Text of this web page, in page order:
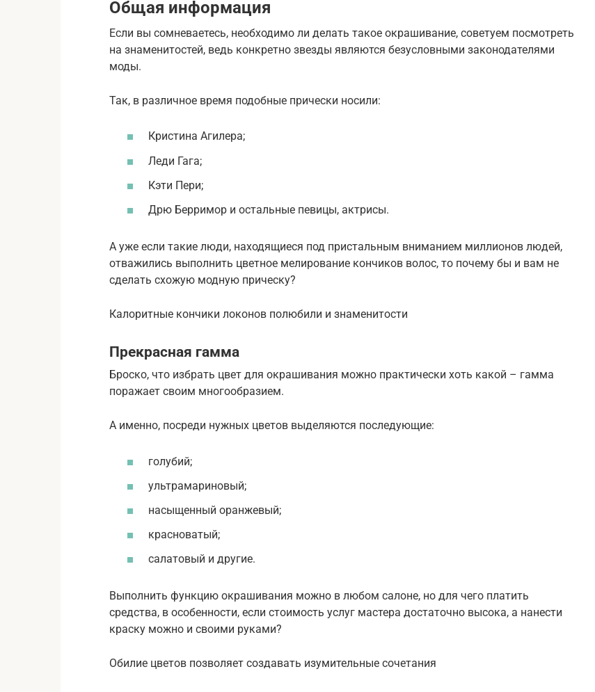
Общая информация
Если вы сомневаетесь, необходимо ли делать такое окрашивание, советуем посмотреть
на знаменитостей, ведь конкретно звезды являются безусловными законодателями
моды.
Так, в различное время подобные прически носили:
Кристина Агилера;
Леди Гага;
Кэти Пери;
Дрю Берримор и остальные певицы, актрисы.
А уже если такие люди, находящиеся под пристальным вниманием миллионов людей,
отважились выполнить цветное мелирование кончиков волос, то почему бы и вам не
сделать схожую модную прическу?
Калоритные кончики локонов полюбили и знаменитости
Прекрасная гамма
Броско, что избрать цвет для окрашивания можно практически хоть какой – гамма
поражает своим многообразием.
А именно, посреди нужных цветов выделяются последующие:
голубий;
ультрамариновый;
насыщенный оранжевый;
красноватый;
салатовый и другие.
Выполнить функцию окрашивания можно в любом салоне, но для чего платить
средства, в особенности, если стоимость услуг мастера достаточно высока, а нанести
краску можно и своими руками?
Обилие цветов позволяет создавать изумительные сочетания